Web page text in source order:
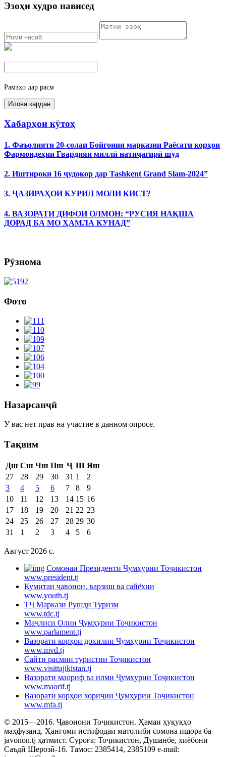
Эзоҳи худро нависед
Рамзҳо дар расм
Хабарҳои кӯтоҳ
1. Фаъолияти 20-солаи Бойгонии марказии Раёсати корҳои
Фармондеҳии Гвардияи миллӣ натиҷагирӣ шуд
2. Иштироки 16 ҷудокор дар Tashkent Grand Slam-2024”
3. ҶАЗИРАҲОИ КУРИЛ МОЛИ КИСТ?
4. ВАЗОРАТИ ДИФОИ ОЛМОН: “РУСИЯ НАҚША
ДОРАД БА МО ҲАМЛА КУНАД”
Рӯзнома
Фото
Назарсанҷӣ
У вас нет прав на участие в данном опросе.
Тақвим
Дш Сш Чш Пш Ҷ Ш Яш
27
28 29 30 31 1
2
3
4 5 6 7 8
9
10
11 12 13 14 15 16
17
18 19 20 21 22 23
24
25 26 27 28 29 30
31
1 2 3 4 5 6
Август 2026 c.
Cомонаи Президенти Ҷумҳурии Тоҷикистон
www.president.tj
Кумитаи ҷавонон, варзиш ва сайёҳии
www.youth.tj
ТҶ Маркази Рушди Туризм
www.tdc.tj
Маҷлиси Олии Ҷумҳурии Тоҷикистон
www.parlament.tj
Вазорати корҳои дохилии Ҷумҳурии Тоҷикистон
www.mvd.tj
Сайти расмии туристии Тоҷикистон
www.visittajikistan.tj
Вазорати маориф ва илми Ҷумҳурии Тоҷикистон
www.maorif.tj
Вазорати корҳои хориҷии Ҷумҳурии Тоҷикистон
www.mfa.tj
© 2015—2016. Ҷавонони Тоҷикистон. Ҳамаи ҳуқуқҳо
маҳфузанд. Ҳангоми истифодаи матолиби сомона ишора ба
javonon.tj ҳатмист. Суроға: Тоҷикистон, Душанбе, хиёбони
Саъдӣ Шерозӣ-16. Тамос: 2385414, 2385109 e-mail: